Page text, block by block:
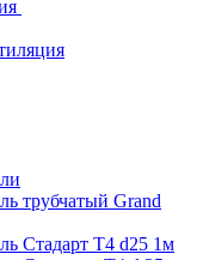
трубчатый Grand
Стадарт Т4 d25 1м